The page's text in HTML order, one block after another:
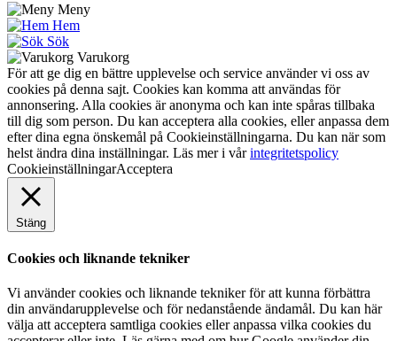
Meny
Hem
Sök
Varukorg
För att ge dig en bättre upplevelse och service använder vi oss av
cookies på denna sajt. Cookies kan komma att användas för
annonsering. Alla cookies är anonyma och kan inte spåras tillbaka
till dig som person. Du kan acceptera alla cookies, eller anpassa dem
efter dina egna önskemål på Cookieinställningarna. Du kan när som
helst ändra dina inställningar. Läs mer i vårintegritetspolicy
CookieinställningarAcceptera
Stäng
Cookies och liknande tekniker
Vi använder cookies och liknande tekniker för att kunna förbättra
din användarupplevelse och för nedanstående ändamål. Du kan här
välja att acceptera samtliga cookies eller anpassa vilka cookies du